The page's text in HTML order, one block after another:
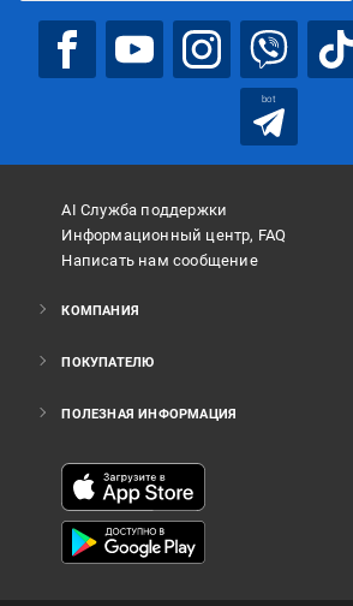
bot
AI Служба поддержки
Информационный центр, FAQ
Написать нам сообщение
КОМПАНИЯ
ПОКУПАТЕЛЮ
ПОЛЕЗНАЯ ИНФОРМАЦИЯ